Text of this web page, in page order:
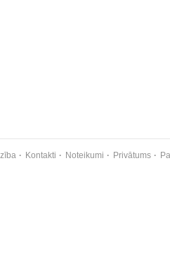
Kontakti Noteikumi Privātums